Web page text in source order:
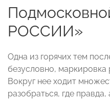
РОССИИ»
Одна из горячих тем
безусловно, маркировка
Вокруг нее ходит
разобраться, где правда,